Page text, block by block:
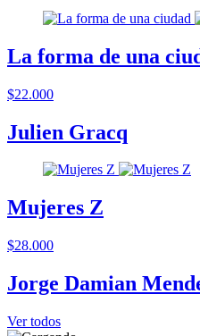
La forma de una
$22.000
Julien Gracq
Mujeres Z
$28.000
Jorge Damian
Ver todos